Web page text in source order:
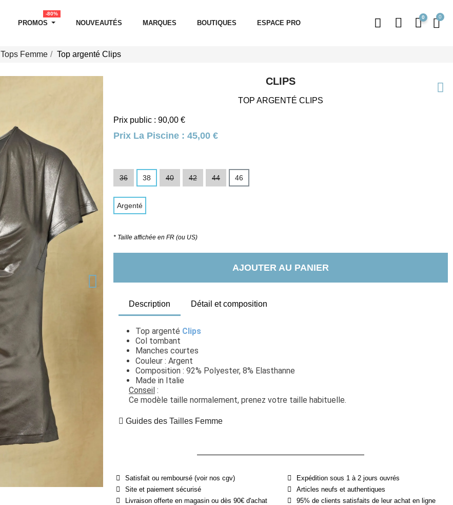
PROMOS
-80%
NOUVEAUTÉS MARQUES BOUTIQUES ESPACE PRO
0
Tops Femme Top argenté Clips
CLIPS
TOP ARGENTÉ CLIPS
Prix public : 90,00 €
Prix La Piscine : 45,00 €
36 38 40 42 44 46
Argenté
* Taille affichée en FR (ou US)
AJOUTER AU PANIER
Description Détail et composition
Top argenté Clips
Col tombant
Manches courtes
Couleur : Argent
Composition : 92% Polyester, 8% Elasthanne
Made in Italie
Conseil :
Ce modèle taille normalement, prenez votre taille habituelle.
Guides des Tailles Femme
Satisfait ou remboursé (voir nos cgv)
Site et paiement sécurisé
Livraison offerte en magasin ou dès 90€ d'achat
Expédition sous 1 à 2 jours ouvrés
Articles neufs et authentiques
95% de clients satisfaits de leur achat en ligne